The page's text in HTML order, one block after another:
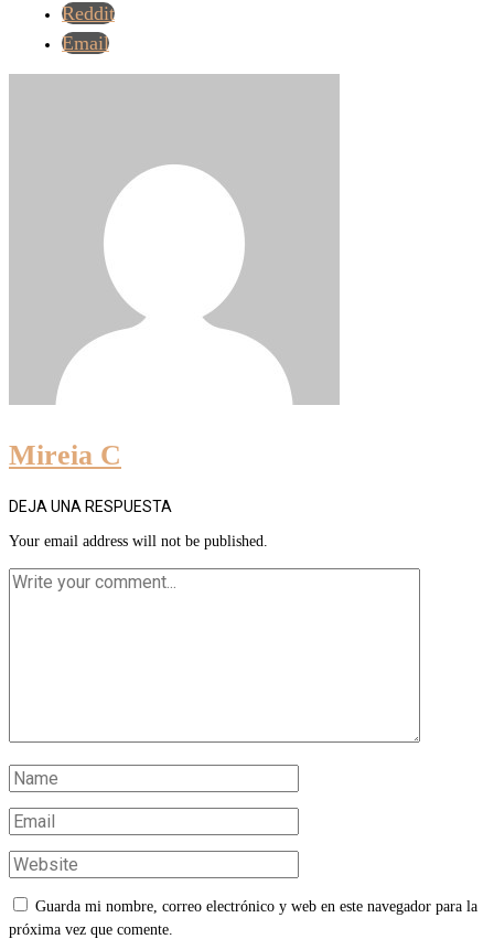
Reddit
Email
Mireia C
DEJA UNA RESPUESTA
Your email address will not be published.
Guarda mi nombre, correo electrónico y web en este navegador para la
próxima vez que comente.